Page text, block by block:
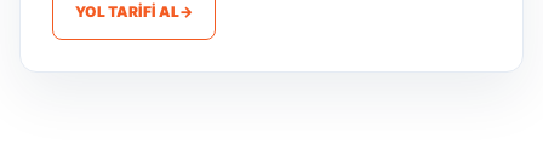
YOL TARIFI AL→